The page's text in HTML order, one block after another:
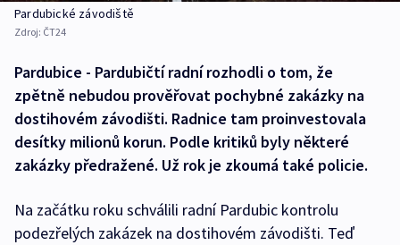
Pardubické závodiště
Zdroj: ČT24
Pardubice - Pardubičtí radní rozhodli o tom, že
zpětně nebudou prověřovat pochybné zakázky na
dostihovém závodišti. Radnice tam proinvestovala
desítky milionů korun. Podle kritiků byly některé
zakázky předražené. Už rok je zkoumá také policie.
Na začátku roku schválili radní Pardubic kontrolu
podezřelých zakázek na dostihovém závodišti. Teď